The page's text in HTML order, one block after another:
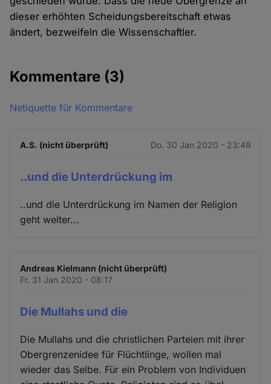
dieser erhöhten Scheidungsbereitschaft etwas
ändert, bezweifeln die Wissenschaftler.
Kommentare (3)
Netiquette für Kommentare
A.S. (nicht überprüft) Do. 30 Jan 2020 - 23:49
..und die Unterdrückung im
..und die Unterdrückung im Namen der Religion
geht weiter...
Andreas Kielmann (nicht überprüft)
Fr. 31 Jan 2020 - 08:17
Die Mullahs und die
Die Mullahs und die christlichen Parteien mit ihrer
Obergrenzenidee für Flüchtlinge, wollen mal
wieder das Selbe. Für ein Problem von Individuen